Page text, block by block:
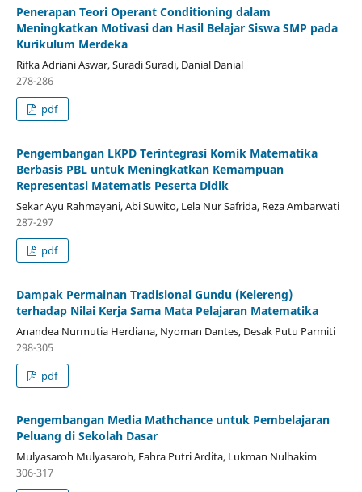
Penerapan Teori Operant Conditioning dalam
Meningkatkan Motivasi dan Hasil Belajar Siswa SMP pada
Kurikulum Merdeka
Rifka Adriani Aswar, Suradi Suradi, Danial Danial
278-286
pdf
Pengembangan LKPD Terintegrasi Komik Matematika
Berbasis PBL untuk Meningkatkan Kemampuan
Representasi Matematis Peserta Didik
Sekar Ayu Rahmayani, Abi Suwito, Lela Nur Safrida, Reza Ambarwati
287-297
pdf
Dampak Permainan Tradisional Gundu (Kelereng)
terhadap Nilai Kerja Sama Mata Pelajaran Matematika
Anandea Nurmutia Herdiana, Nyoman Dantes, Desak Putu Parmiti
298-305
pdf
Pengembangan Media Mathchance untuk Pembelajaran
Peluang di Sekolah Dasar
Mulyasaroh Mulyasaroh, Fahra Putri Ardita, Lukman Nulhakim
306-317